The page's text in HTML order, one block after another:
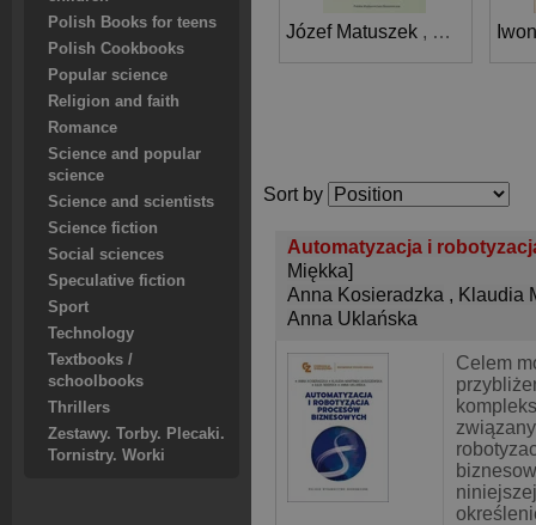
Polish Books for teens
Polish Cookbooks
Popular science
Religion and faith
Romance
Science and popular
science
Science and scientists
Science fiction
Social sciences
Speculative fiction
Sport
Technology
Textbooks /
schoolbooks
Thrillers
Zestawy. Torby. Plecaki.
Tornistry. Worki
Józef Matuszek , Zofia
Sort by
Automatyzacja i
Miękka]
Anna Kosieradzka , Klaudia
Anna Uklańska
Celem